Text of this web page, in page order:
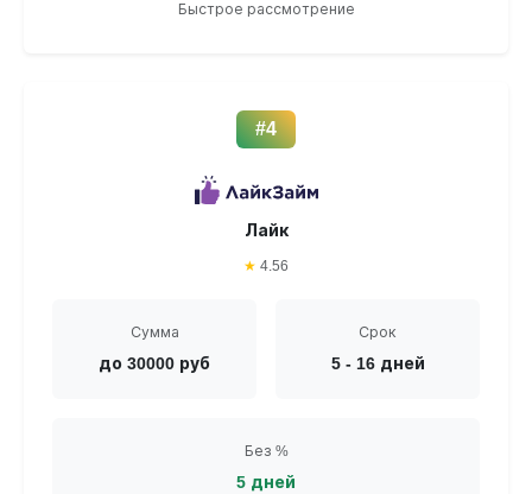
Быстрое рассмотрение
#4
Лайк
★ 4.56
Сумма
до 30000 руб
Срок
5 - 16 дней
Без %
5 дней